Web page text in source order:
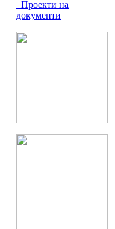
Проекти на
документи